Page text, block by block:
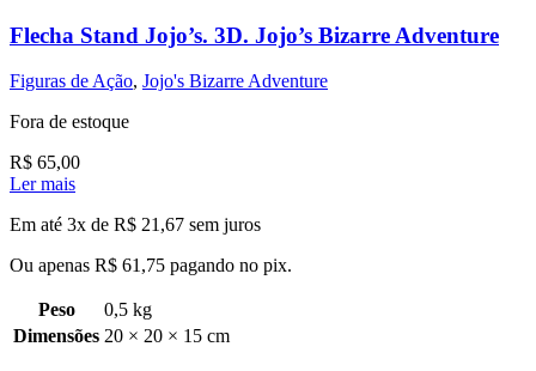
Flecha Stand Jojo’s. 3D. Jojo’s Bizarre Adventure
Figuras de Ação, Jojo's Bizarre Adventure
Fora de estoque
R$ 65,00
Ler mais
Em até 3x de R$ 21,67 sem juros
Ou apenas R$ 61,75 pagando no pix.
Peso
0,5 kg
Dimensões 20 × 20 × 15 cm